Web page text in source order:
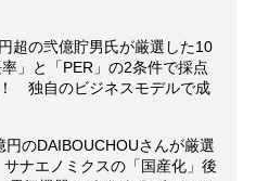
超の弐億貯男氏が厳選した10
」と「PER」の2条件で採点
独自のビジネスモデルで成
のDAIBOUCHOUさんが厳選
ナエノミクスの「国産化」後